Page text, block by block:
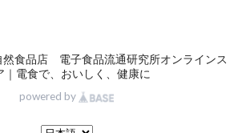
然食品店 電子食品流通研究所オンラインス
｜電食で、おいしく、健康に
powered by